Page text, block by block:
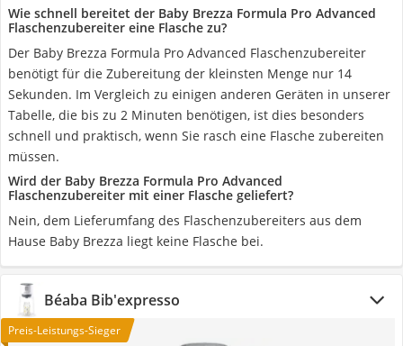
Wie schnell bereitet der Baby Brezza Formula Pro Advanced
Flaschenzubereiter eine Flasche zu?
Der Baby Brezza Formula Pro Advanced Flaschenzubereiter
benötigt für die Zubereitung der kleinsten Menge nur 14
Sekunden. Im Vergleich zu einigen anderen Geräten in unserer
Tabelle, die bis zu 2 Minuten benötigen, ist dies besonders
schnell und praktisch, wenn Sie rasch eine Flasche zubereiten
müssen.
Wird der Baby Brezza Formula Pro Advanced
Flaschenzubereiter mit einer Flasche geliefert?
Nein, dem Lieferumfang des Flaschenzubereiters aus dem
Hause Baby Brezza liegt keine Flasche bei.
Béaba Bib'expresso
Preis-Leistungs-Sieger